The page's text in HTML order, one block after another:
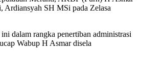
Ardiansyah SH MSi pada Zelasa
dalam rangka penertiban administrasi
Wabup H Asmar disela